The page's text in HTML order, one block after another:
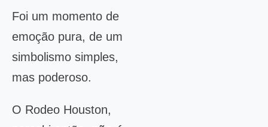
Foi um momento de
emoção pura, de um
simbolismo simples,
mas poderoso.
O Rodeo Houston,